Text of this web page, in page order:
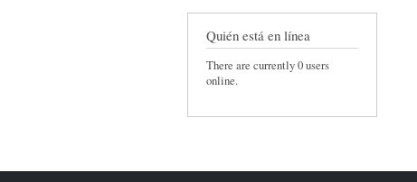
Quién está en línea
There are currently 0 users
online.